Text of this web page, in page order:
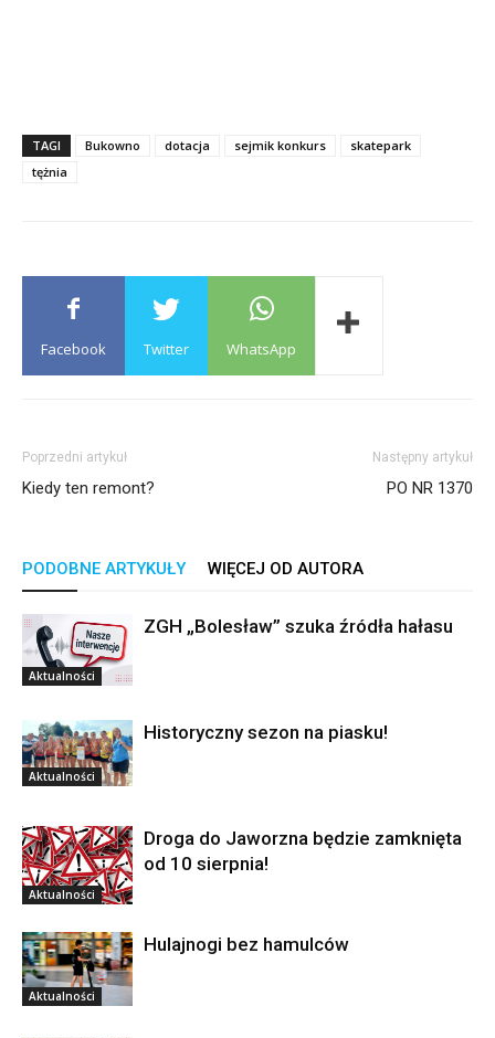
TAGI Bukowno dotacja sejmik konkurs
skatepark
tężnia
Facebook Twitter WhatsApp
Poprzedni artykuł
Kiedy ten remont?
Następny artykuł
PO NR 1370
PODOBNE ARTYKUŁY WIĘCEJ OD AUTORA
Aktualności
ZGH „Bolesław” szuka źródła hałasu
Aktualności
Historyczny sezon na piasku!
Aktualności
Droga do Jaworzna będzie zamknięta
od 10 sierpnia!
Aktualności
Hulajnogi bez hamulców